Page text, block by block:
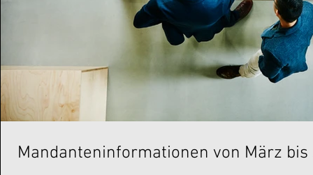
Mandanteninformationen von März bis